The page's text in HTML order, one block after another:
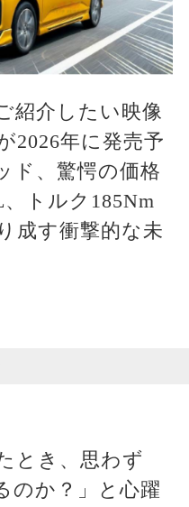
紹介したい映像
2026年に発売予
ド、驚愕の価格
トルク185Nm
成す衝撃的な未
とき、思わず
のか？」と心躍